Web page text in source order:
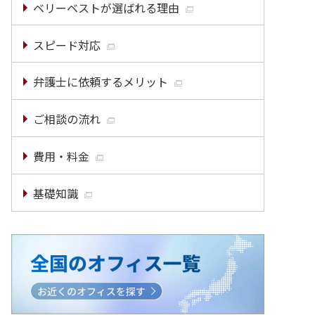
ベリーベストが選ばれる理由
スピード対応
弁護士に依頼するメリット
ご相談の流れ
費用・料金
基礎知識